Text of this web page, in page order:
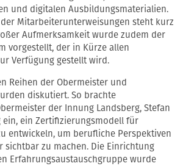
und digitalen Ausbildungsmaterialien.
Mitarbeiterunterweisungen steht kurz
Aufmerksamkeit wurde zudem der
vorgestellt, der in Kürze allen
Verfügung gestellt wird.
Reihen der Obermeister und
diskutiert. So brachte
der Innung Landsberg, Stefan
ein, ein Zertifizierungsmodell für
entwickeln, um berufliche Perspektiven
sichtbar zu machen. Die Einrichtung
Erfahrungsaustauschgruppe wurde